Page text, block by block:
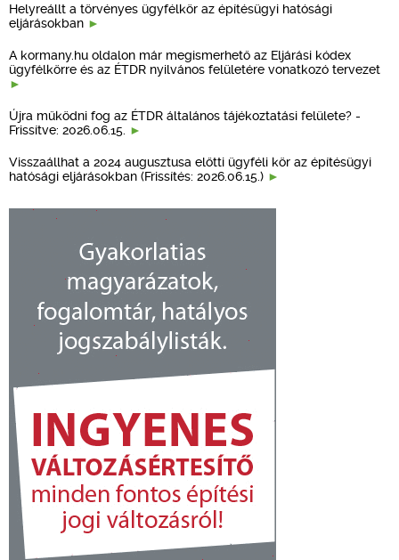
Helyreállt a törvényes ügyfélkör az építésügyi hatósági
eljárásokban
A kormany.hu oldalon már megismerhető az Eljárási kódex
ügyfélkörre és az ÉTDR nyilvános felületére vonatkozó tervezet
Újra működni fog az ÉTDR általános tájékoztatási felülete? -
Frissítve: 2026.06.15.
Visszaállhat a 2024 augusztusa előtti ügyféli kör az építésügyi
hatósági eljárásokban (Frissítés: 2026.06.15.)